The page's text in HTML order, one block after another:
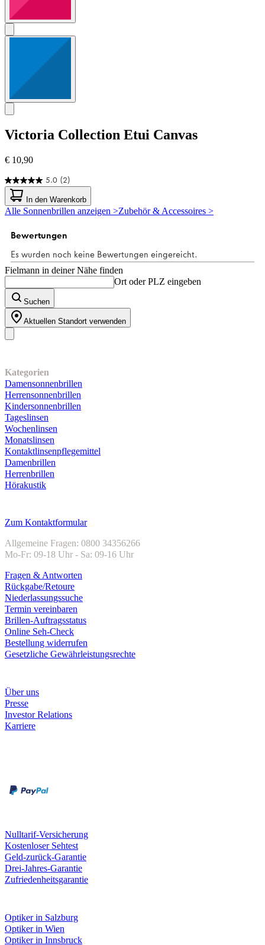
Victoria Collection Etui Canvas
€ 10,90
5.0 (2)
5.0
von
5
Sternen.
Bewertungen
In den Warenkorb
Alle Sonnenbrillen anzeigen >Zubehör & Accessoires >
Fielmann in deiner Nähe finden
Ort oder PLZ eingeben
Suchen
Aktuellen Standort verwenden
Kategorien
Damensonnenbrillen
Herrensonnenbrillen
Kindersonnenbrillen
Tageslinsen
Wochenlinsen
Monatslinsen
Kontaktlinsenpflegemittel
Damenbrillen
Herrenbrillen
Hörakustik
Zum Kontaktformular
Allgemeine Fragen: 0800 34356266
Mo-Fr: 09-18 Uhr - Sa: 09-16 Uhr
Fragen & Antworten
Rückgabe/Retoure
Niederlassungssuche
Termin vereinbaren
Brillen-Auftragsstatus
Online Seh-Check
Bestellung widerrufen
Gesetzliche Gewährleistungsrechte
Über uns
Presse
Investor Relations
Karriere
Nulltarif-Versicherung
Kostenloser Sehtest
Geld-zurück-Garantie
Drei-Jahres-Garantie
Zufriedenheitsgarantie
Optiker in Salzburg
Optiker in Wien
Optiker in Innsbruck